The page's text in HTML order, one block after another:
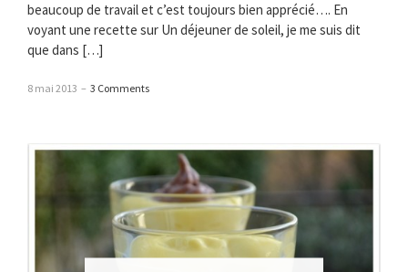
beaucoup de travail et c’est toujours bien apprécié…. En
voyant une recette sur Un déjeuner de soleil, je me suis dit
que dans […]
8 mai 2013 – 3 Comments